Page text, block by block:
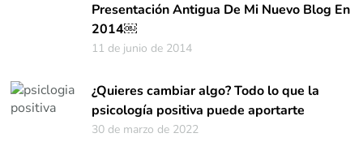
Presentación Antigua De Mi Nuevo Blog En
2014￼
11 de junio de 2014
¿Quieres cambiar algo? Todo lo que la
psicología positiva puede aportarte
30 de marzo de 2022